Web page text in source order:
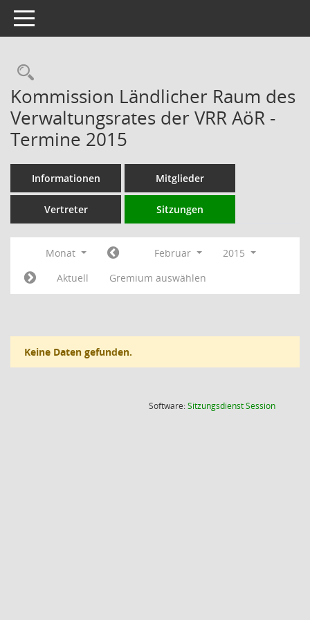
Toggle navigation
Rechercheauswahl
Kommission Ländlicher Raum des
Verwaltungsrates der VRR AöR -
Termine 2015
Informationen Mitglieder
Vertreter Sitzungen
Monat Februar
2015
Aktuell
Gremium auswählen
Keine Daten gefunden.
Software:SitzungsdienstSession(Wird in